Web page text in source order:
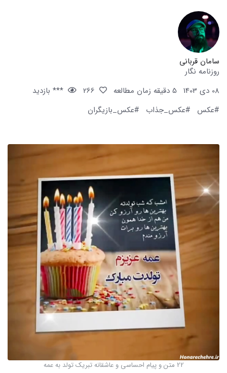
سامان قربانی
روزنامه نگار
08 دی 1403
5 دقیقه زمان مطالعه
*** بازدید
#عکس
#عکس_جذاب #عکس_بازیگران
22 متن و پیام احساسی و عاشقانه تبریک تولد به عمه